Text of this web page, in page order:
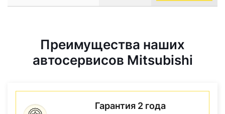
Преимущества наших
автосервисов Mitsubishi
Гарантия 2 года